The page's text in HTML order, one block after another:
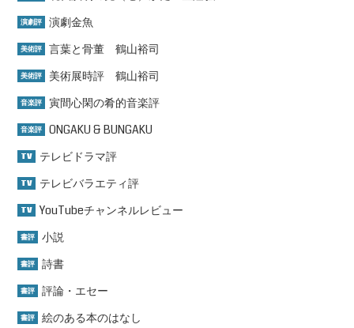
演劇評 演劇金魚
美術評 言葉と骨董 鶴山裕司
美術評 美術展時評 鶴山裕司
音楽評 寅間心閑の肴的音楽評
音楽評 ONGAKU & BUNGAKU
TV テレビドラマ評
TV テレビバラエティ評
TV YouTubeチャンネルレビュー
書評 小説
書評 詩書
書評 評論・エセー
書評 絵のある本のはなし